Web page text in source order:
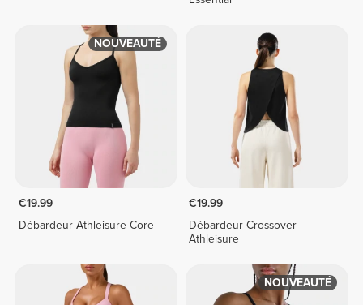
NOUVEAUTÉ
€19.99
Débardeur Athleisure Core
€19.99
Débardeur Crossover
Athleisure
NOUVEAUTÉ